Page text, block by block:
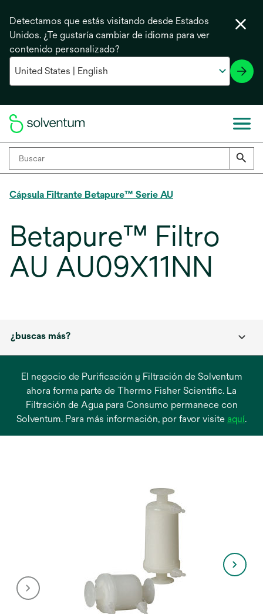
Detectamos que estás visitando desde Estados
Unidos. ¿Te gustaría cambiar de idioma para ver
contenido personalizado?
Cápsula Filtrante Betapure™ Serie AU
Betapure™ Filtro
AU AU09X11NN
¿buscas más?
El negocio de Purificación y Filtración de Solventum
ahora forma parte de Thermo Fisher Scientific. La
Filtración de Agua para Consumo permanece con
Solventum. Para más información, por favor visite aquíse
.